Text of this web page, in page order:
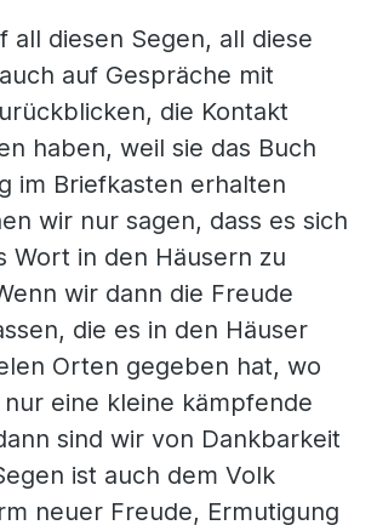
all diesen Segen, all diese
auf Gespräche mit
die Kontakt
haben, weil sie das Buch
im Briefkasten erhalten
wir nur sagen, dass es sich
Wort in den Häusern zu
wir dann die Freude
die es in den Häuser
Orten gegeben hat, wo
eine kleine kämpfende
sind wir von Dankbarkeit
ist auch dem Volk
neuer Freude, Ermutigung